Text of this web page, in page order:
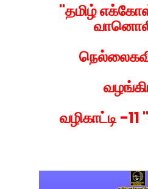
"தமிழ்
வழிகாட்டி -11